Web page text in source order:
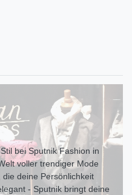
bei Sputnik Fashion in
voller trendiger Mode
deine Persönlichkeit
- Sputnik bringt deine